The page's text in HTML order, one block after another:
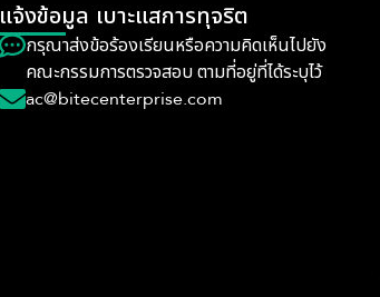
แจ้งข้อมูล เบาะแสการทุจริต
กรุณาส่งข้อร้องเรียนหรือความคิดเห็นไปยัง
คณะกรรมการตรวจสอบ ตามที่อยู่ที่ได้ระบุไว้
ac@bitecenterprise.com